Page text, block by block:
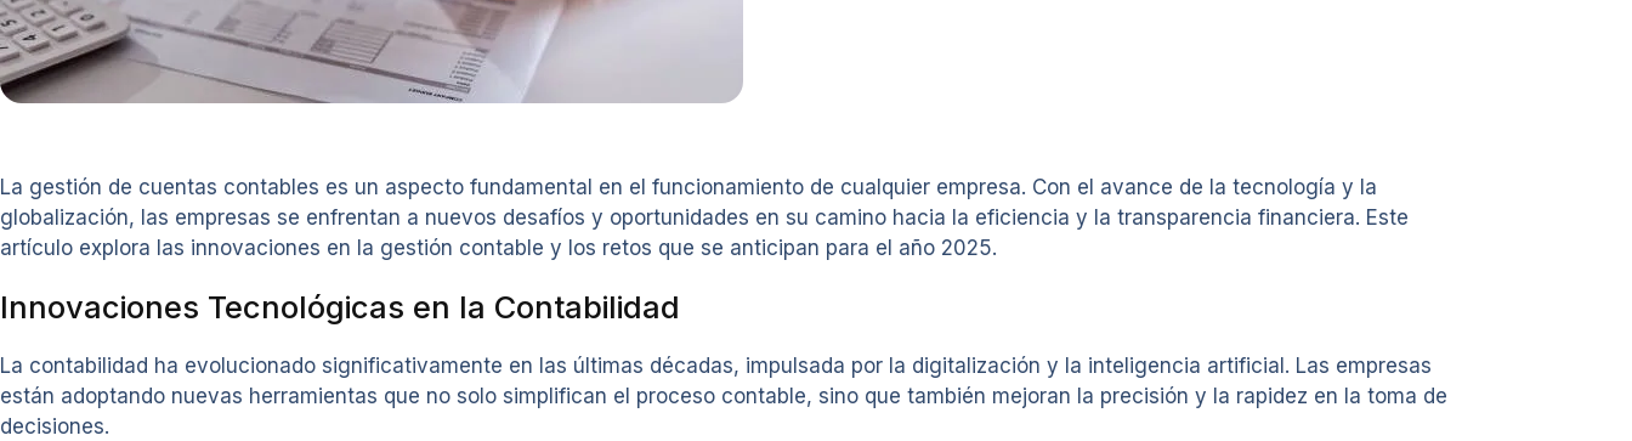
La gestión de cuentas contables es un aspecto fundamental en el funcionamiento de cualquier empresa. Con el avance de la tecnología y la
globalización, las empresas se enfrentan a nuevos desafíos y oportunidades en su camino hacia la eficiencia y la transparencia financiera. Este
artículo explora las innovaciones en la gestión contable y los retos que se anticipan para el año 2025.
Innovaciones Tecnológicas en la Contabilidad
La contabilidad ha evolucionado significativamente en las últimas décadas, impulsada por la digitalización y la inteligencia artificial. Las empresas
están adoptando nuevas herramientas que no solo simplifican el proceso contable, sino que también mejoran la precisión y la rapidez en la toma de
decisiones.